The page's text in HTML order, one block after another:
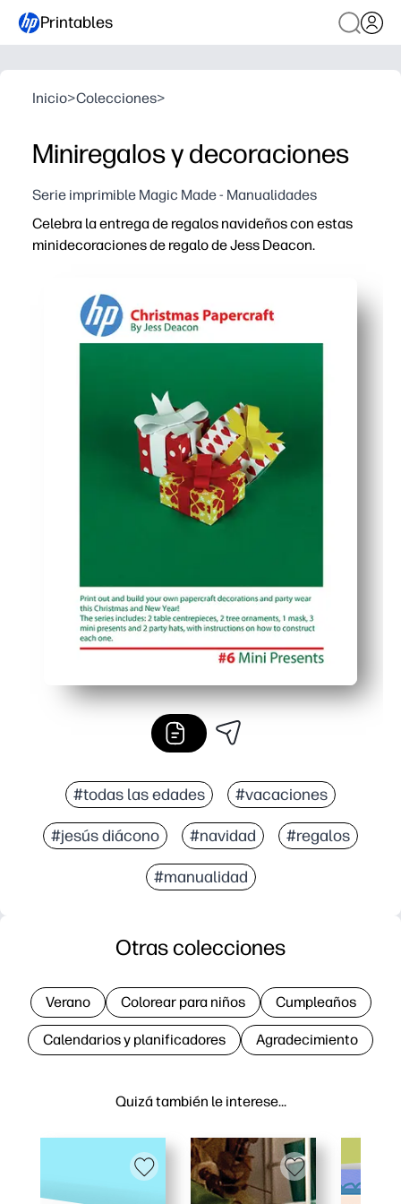
Printables
Inicio>Colecciones>
Miniregalos y decoraciones
Serie imprimible Magic Made - Manualidades
Celebra la entrega de regalos navideños con estas
minidecoraciones de regalo de Jess Deacon.
Mantienes a los niños interesados con una
Los diseños en blanco son fáciles de personalizar:
#todas las edades #vacaciones
#jesús diácono #navidad #regalos
#manualidad
Quizá también le interese…
Otras colecciones
Verano Colorear para niños Cumpleaños
Calendarios y planificadores Agradecimiento